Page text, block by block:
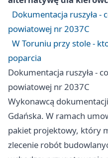
Dokumentacja ruszyła -
powiatowej nr 2037C
W Toruniu przy stole -
poparcia
Dokumentacja ruszyła -
powiatowej nr 2037C
Wykonawcą
Gdańska. W ramach
pakiet projektowy, który
zlecenie robót